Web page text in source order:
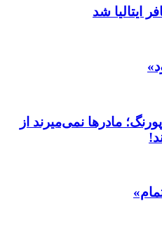
ایتالیا شد
مادرها نمی‌میرند از